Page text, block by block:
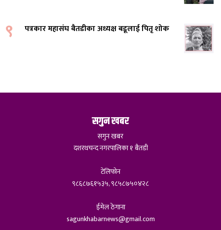
९ पत्रकार महासंघ बैतडीका अध्यक्ष बडूलाई पितृ शोक
सगुन खबर
सगुन खबर
दशरथचन्द नगरपालिका १ बैतडी
टेलिफोन
९८६८७६१५३५, ९८५८७५०४२८
ईमेल ठेगाना
sagunkhabarnews@gmail.com